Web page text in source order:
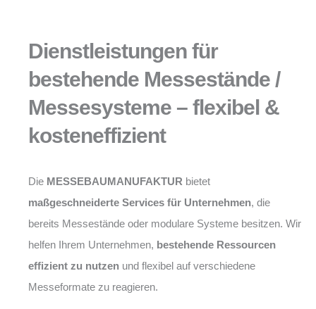
Dienstleistungen für
bestehende Messestände /
Messesysteme – flexibel &
kosteneffizient
Die MESSEBAUMANUFAKTUR bietet
maßgeschneiderte Services für Unternehmen, die
bereits Messestände oder modulare Systeme besitzen. Wir
helfen Ihrem Unternehmen, bestehende Ressourcen
effizient zu nutzen und flexibel auf verschiedene
Messeformate zu reagieren.